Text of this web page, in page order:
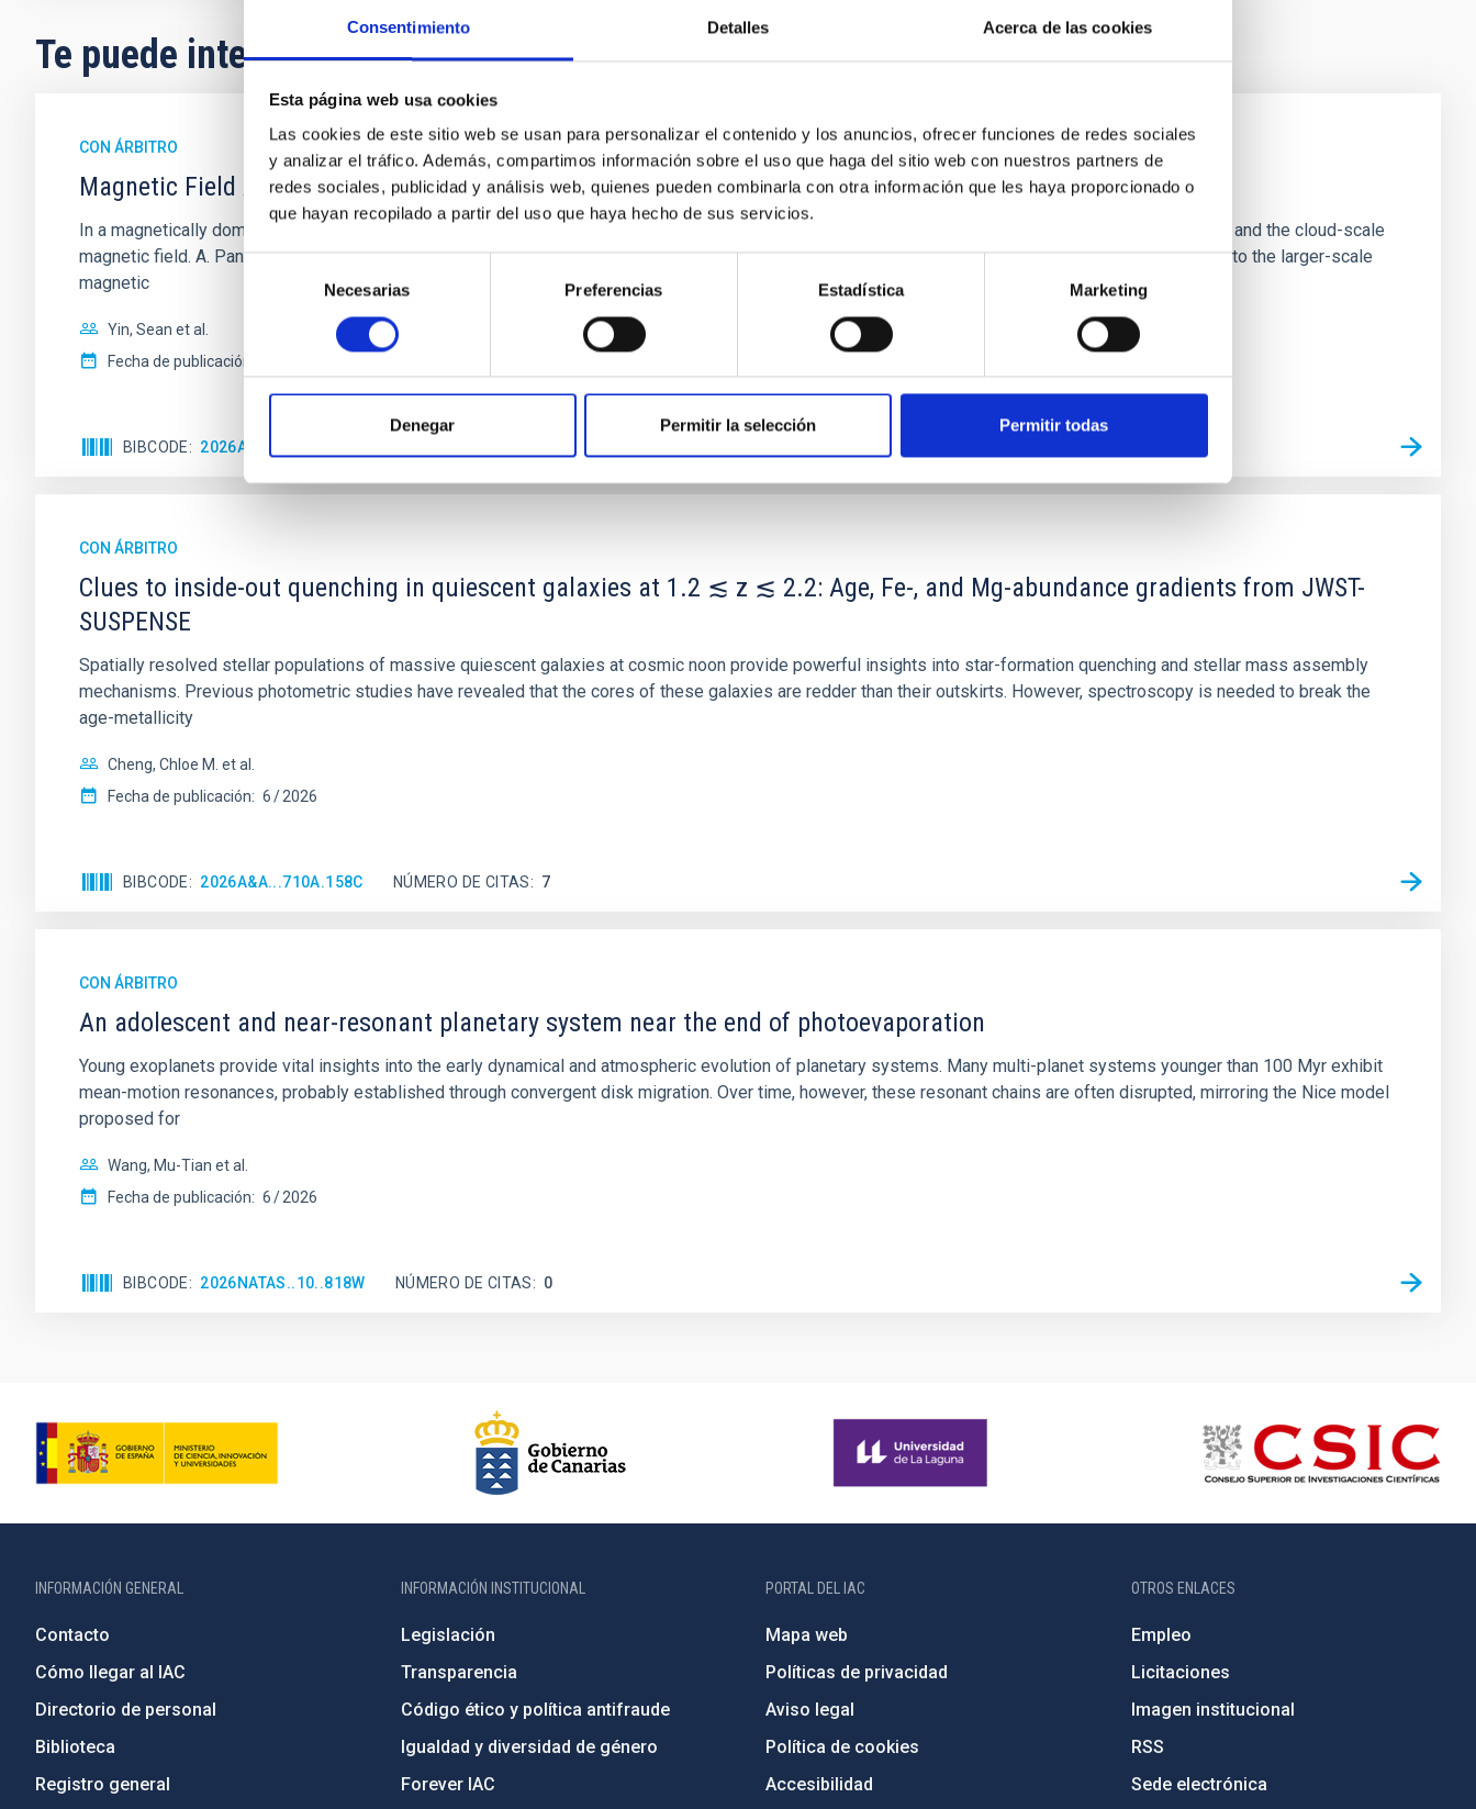
Consentimiento Detalles Acerca de las cookies
Esta página web usa cookies
Las cookies de este sitio web se usan para personalizar el contenido y los anuncios, ofrecer funciones de redes sociales
y analizar el tráfico. Además, compartimos información sobre el uso que haga del sitio web con nuestros partners de
redes sociales, publicidad y análisis web, quienes pueden combinarla con otra información que les haya proporcionado o
que hayan recopilado a partir del uso que haya hecho de sus servicios.
consentimiento
Necesarias Preferencias Estadística Marketing
Denegar Permitir la selección Permitir todas
Te puede interesar
CON ÁRBITRO
Magnetic Field Alignment with Dense Cores in the Transition between Cloud and Core Scales
In a magnetically dominated model of star formation, we expect to see alignments between the magnetic field orientation of star-forming dense cores and the cloud-scale
magnetic field. A. Pandhi et al. showed instead, however, that the orientation of cores and their angular momentum vectors appear random with respect to the larger-scale
magnetic
Yin, Sean et al.
Fecha de publicación:
BIBCODE 2026APJ..1003...83Y
CON ÁRBITRO
Clues to inside-out quenching in quiescent galaxies at 1.2 ≲ z ≲ 2.2: Age, Fe-, and Mg-abundance gradients from JWST-
SUSPENSE
Spatially resolved stellar populations of massive quiescent galaxies at cosmic noon provide powerful insights into star-formation quenching and stellar mass assembly
mechanisms. Previous photometric studies have revealed that the cores of these galaxies are redder than their outskirts. However, spectroscopy is needed to break the
age-metallicity
Cheng, Chloe M. et al.
Fecha de publicación: 6 2026
BIBCODE 2026A&A...710A.158C NÚMERO DE CITAS 7
CON ÁRBITRO
An adolescent and near-resonant planetary system near the end of photoevaporation
Young exoplanets provide vital insights into the early dynamical and atmospheric evolution of planetary systems. Many multi-planet systems younger than 100 Myr exhibit
mean-motion resonances, probably established through convergent disk migration. Over time, however, these resonant chains are often disrupted, mirroring the Nice model
proposed for
Wang, Mu-Tian et al.
Fecha de publicación: 6 2026
BIBCODE 2026NATAS..10..818W NÚMERO DE CITAS 0
INFORMACIÓN GENERAL
Contacto
Cómo llegar al IAC
Directorio de personal
Biblioteca
Registro general
INFORMACIÓN INSTITUCIONAL
Legislación
Transparencia
Código ético y política antifraude
Igualdad y diversidad de género
Forever IAC
PORTAL DEL IAC
Mapa web
Políticas de privacidad
Aviso legal
Política de cookies
Accesibilidad
OTROS ENLACES
Empleo
Licitaciones
Imagen institucional
RSS
Sede electrónica